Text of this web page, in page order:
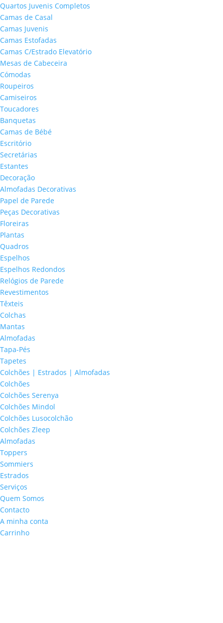
Quartos Juvenis Completos
Camas de Casal
Camas Juvenis
Camas Estofadas
Camas C/Estrado Elevatório
Mesas de Cabeceira
Cómodas
Roupeiros
Camiseiros
Toucadores
Banquetas
Camas de Bébé
Escritório
Secretárias
Estantes
Decoração
Almofadas Decorativas
Papel de Parede
Peças Decorativas
Floreiras
Plantas
Quadros
Espelhos
Espelhos Redondos
Relógios de Parede
Revestimentos
Têxteis
Colchas
Mantas
Almofadas
Tapa-Pés
Tapetes
Colchões | Estrados | Almofadas
Colchões
Colchões Serenya
Colchões Mindol
Colchões Lusocolchão
Colchões Zleep
Almofadas
Toppers
Sommiers
Estrados
Serviços
Quem Somos
Contacto
A minha conta
Carrinho